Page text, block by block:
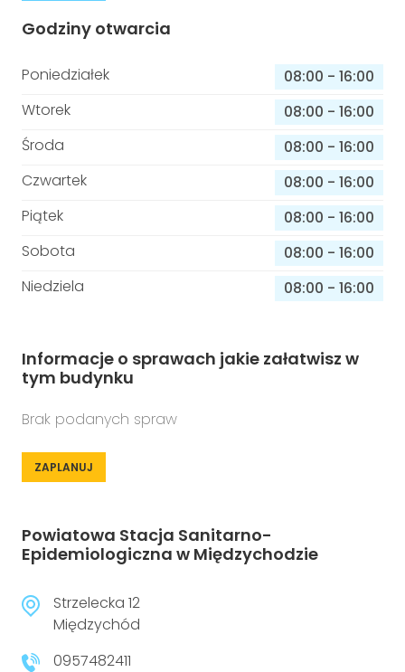
Godziny otwarcia
Poniedziałek 08:00 - 16:00
Wtorek
08:00 - 16:00
Środa
08:00 - 16:00
Czwartek
08:00 - 16:00
Piątek
08:00 - 16:00
Sobota
08:00 - 16:00
Niedziela
08:00 - 16:00
Informacje o sprawach jakie załatwisz w
tym budynku
Brak podanych spraw
ZAPLANUJ
Powiatowa Stacja Sanitarno-
Epidemiologiczna w Międzychodzie
Strzelecka 12
Międzychód
0957482411